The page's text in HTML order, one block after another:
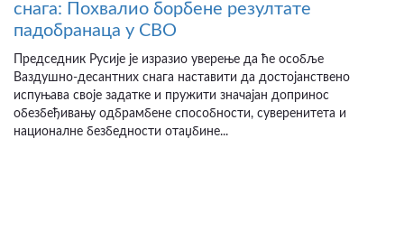
снага: Похвалио борбене резултате
падобранаца у СВО
Председник Русије је изразио уверење да ће особље
Ваздушно-десантних снага наставити да достојанствено
испуњава своје задатке и пружити значајан допринос
обезбеђивању одбрамбене способности, суверенитета и
националне безбедности отаџбине...